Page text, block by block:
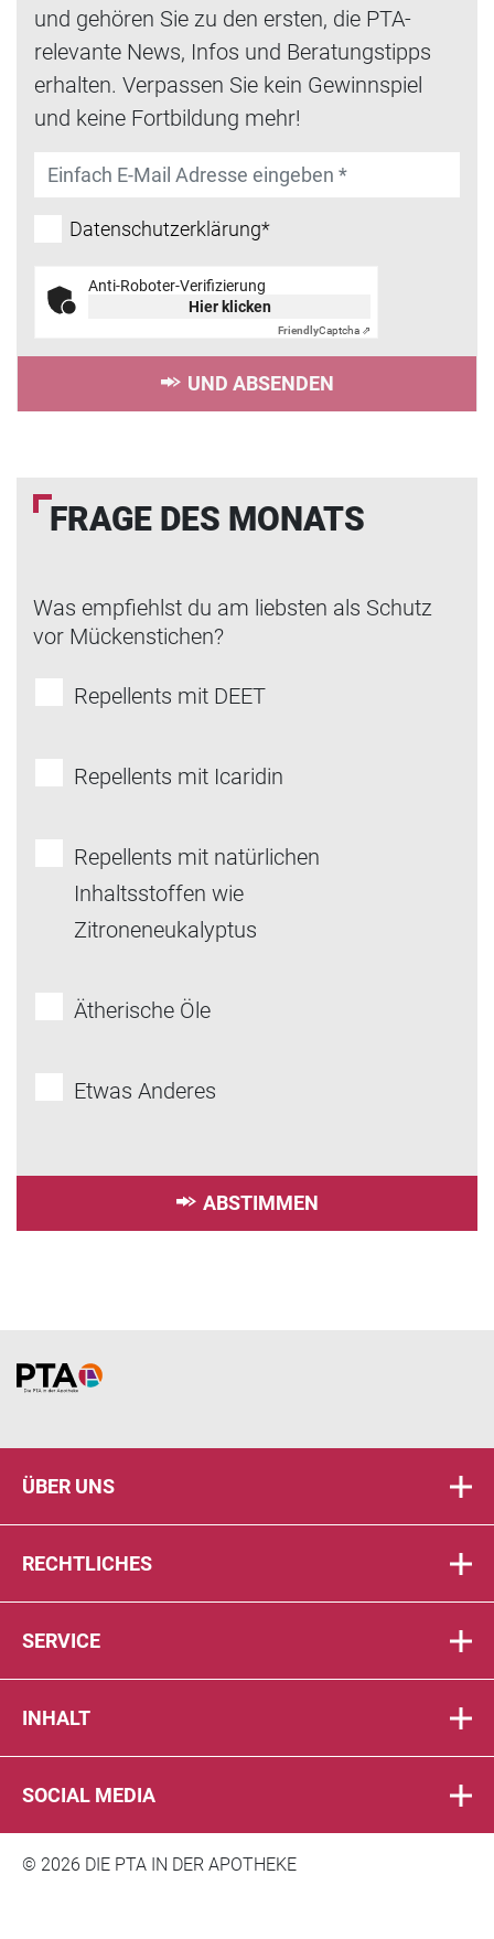
und gehören Sie zu den ersten, die PTA-
relevante News, Infos und Beratungstipps
erhalten. Verpassen Sie kein Gewinnspiel
und keine Fortbildung mehr!
Datenschutzerklärung*
Anti-Roboter-Verifizierung
Hier klicken
FriendlyCaptcha ⇗
UND ABSENDEN
FRAGE DES MONATS
Was empfiehlst du am liebsten als Schutz
vor Mückenstichen?
Repellents mit DEET
Repellents mit Icaridin
Repellents mit natürlichen
Inhaltsstoffen wie
Zitroneneukalyptus
Ätherische Öle
Etwas Anderes
ABSTIMMEN
Home
ÜBER UNS
RECHTLICHES
SERVICE
INHALT
SOCIAL MEDIA
© 2026 DIE PTA IN DER APOTHEKE